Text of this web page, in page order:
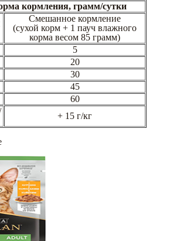
кормления, грамм/сутки
Смешанное кормление
(сухой корм + 1 пауч влажного
корма весом 85 грамм)
5
20
30
45
60
+ 15 г/кг